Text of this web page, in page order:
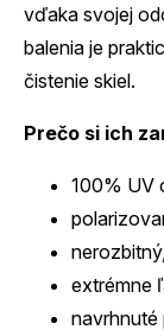
vďaka svojej
balenia je
čistenie skiel.
Prečo si ich
100% UV
extrémne
navrhnuté